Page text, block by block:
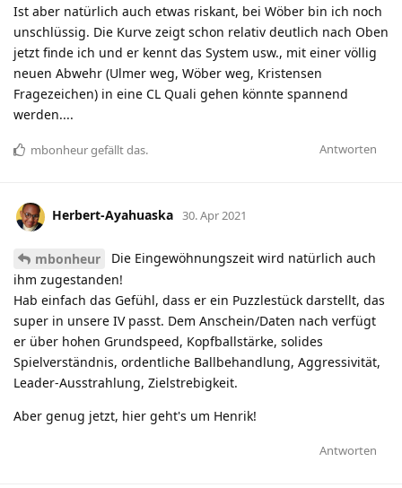
Ist aber natürlich auch etwas riskant, bei Wöber bin ich noch
unschlüssig. Die Kurve zeigt schon relativ deutlich nach Oben
jetzt finde ich und er kennt das System usw., mit einer völlig
neuen Abwehr (Ulmer weg, Wöber weg, Kristensen
Fragezeichen) in eine CL Quali gehen könnte spannend
werden....
Antworten
mbonheurgefällt das.
Herbert-Ayahuaska 30. Apr 2021
mbonheur
Die Eingewöhnungszeit wird natürlich auch
ihm zugestanden!
Hab einfach das Gefühl, dass er ein Puzzlestück darstellt, das
super in unsere IV passt. Dem Anschein/Daten nach verfügt
er über hohen Grundspeed, Kopfballstärke, solides
Spielverständnis, ordentliche Ballbehandlung, Aggressivität,
Leader-Ausstrahlung, Zielstrebigkeit.
Aber genug jetzt, hier geht's um Henrik!
Antworten